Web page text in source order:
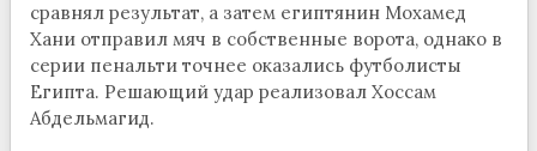
сравнял результат, а затем египтянин Мохамед
Хани отправил мяч в собственные ворота, однако в
серии пенальти точнее оказались футболисты
Египта. Решающий удар реализовал Хоссам
Абдельмагид.